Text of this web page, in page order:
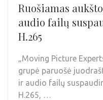
Ruošiamas
audio failų
H.265
„Moving Picture
grupė paruošė
ir audio failų
H.265, …